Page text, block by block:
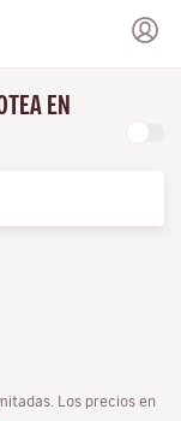
EN
Los precios en